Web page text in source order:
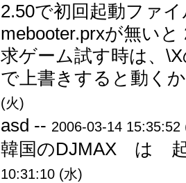
2.50で初回起動ファ
mebooter.prxが無い
求ゲーム試す時は、
で上書きすると動く
(火)
asd -- 2006-03-14 15:35:52
韓国のDJMAX は
10:31:10 (水)